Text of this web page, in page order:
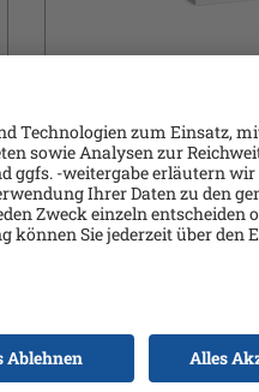
Business
Standard 51-100
Maint. 5er
Lizenz + 1 Jahr
Benutzer - Volumen
Lizenzen - Win -
Details